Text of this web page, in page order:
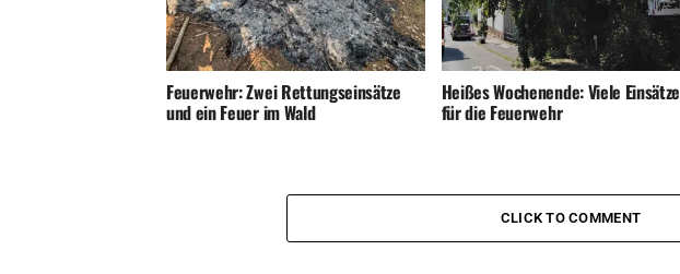
Feuerwehr: Zwei Rettungseinsätze
und ein Feuer im Wald
Heißes Wochenende: Viele Einsätze
für die Feuerwehr
CLICK TO COMMENT